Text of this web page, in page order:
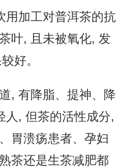
用加工对普洱茶的抗
叶, 且未被氧化, 发
好。
, 有降脂、提神、降
人, 但茶的活性成分,
胃溃疡患者、孕妇
茶还是生茶减肥都